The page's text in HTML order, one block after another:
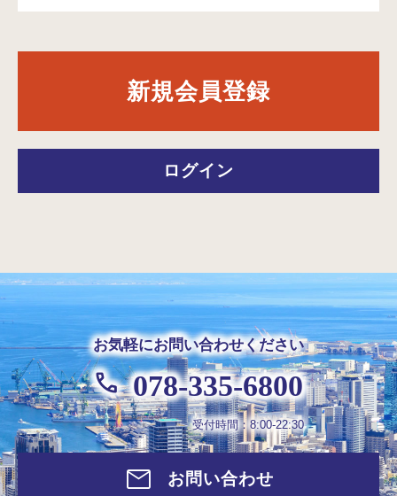
新規会員登録
ログイン
お気軽にお問い合わせください
078-335-6800
受付時間：8:00-22:30
お問い合わせ